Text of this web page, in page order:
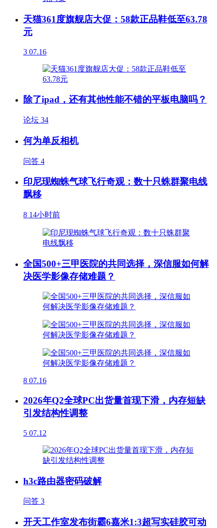
天猫361度旗舰店大促：58款正品鞋低至63.78
元
3 07.16
除了ipad，还有其他性能不错的平板电脑吗？
论坛 34
何为单反相机
问答 4
印尼现蜘蛛气球飞行奇观：数十只蛛群聚电线
飘移
8 14小时前
全国500+三甲医院的共同选择，深信服如何解
决医学影像存储难题？
8 07.16
2026年Q2全球PC出货量首现下滑，内存短缺
引发结构性调整
5 07.12
h3c路由器密码破解
问答 3
开天工作室发布街霸6嘉米1:3超写实硅胶可动